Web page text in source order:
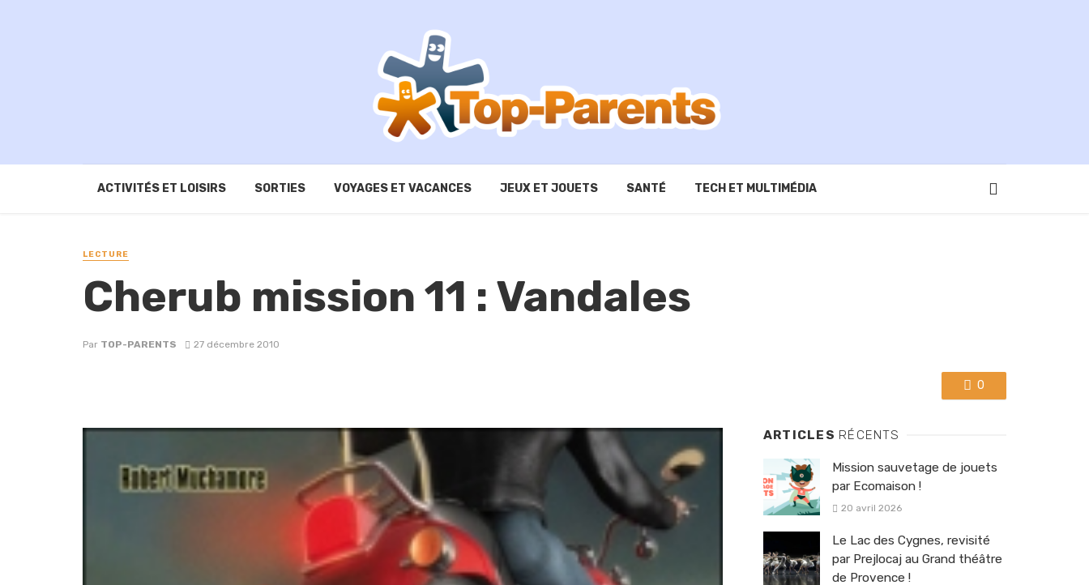
ACTIVITÉS ET LOISIRS SORTIES VOYAGES ET VACANCES JEUX ET JOUETS SANTÉ TECH ET MULTIMÉDIA
LECTURE
Cherub mission 11 : Vandales
Par TOP-PARENTS 27 décembre 2010
0
ARTICLES RÉCENTS
Mission sauvetage de jouets
par Ecomaison !
20 avril 2026
Le Lac des Cygnes, revisité
par Prejlocaj au Grand théâtre
de Provence !